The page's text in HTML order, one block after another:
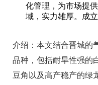
化管理，为市场提
域，实力雄厚。成立
介绍： 本文结合晋城的
品种，包括耐旱性强的
豆角以及高产稳产的绿